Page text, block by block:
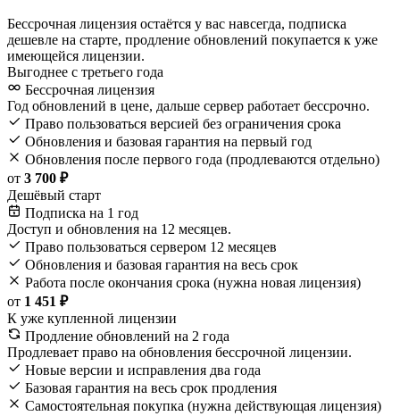
Бессрочная лицензия остаётся у вас навсегда, подписка
дешевле на старте, продление обновлений покупается к уже
имеющейся лицензии.
Выгоднее с третьего года
Бессрочная лицензия
Год обновлений в цене, дальше сервер работает бессрочно.
Право пользоваться версией без ограничения срока
Обновления и базовая гарантия на первый год
Обновления после первого года (продлеваются отдельно)
от 3 700 ₽
Дешёвый старт
Подписка на 1 год
Доступ и обновления на 12 месяцев.
Право пользоваться сервером 12 месяцев
Обновления и базовая гарантия на весь срок
Работа после окончания срока (нужна новая лицензия)
от 1 451 ₽
К уже купленной лицензии
Продление обновлений на 2 года
Продлевает право на обновления бессрочной лицензии.
Новые версии и исправления два года
Базовая гарантия на весь срок продления
Самостоятельная покупка (нужна действующая лицензия)